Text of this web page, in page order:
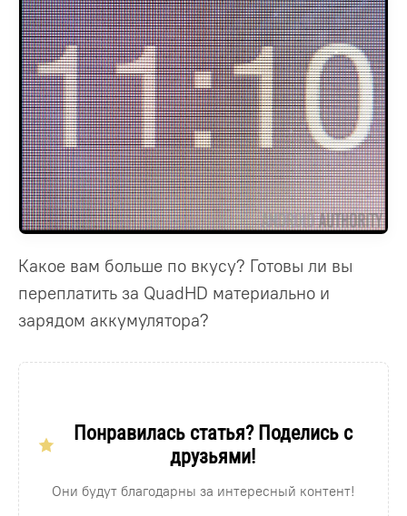
Какое вам больше по вкусу? Готовы ли вы
переплатить за QuadHD материально и
зарядом аккумулятора?
Понравилась статья? Поделись с
друзьями!
Они будут благодарны за интересный контент!